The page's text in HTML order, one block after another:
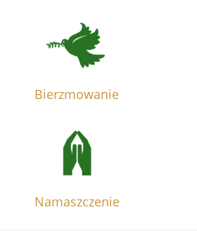
Bierzmowanie
Namaszczenie